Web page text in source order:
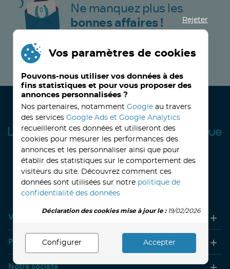
Ne manquez plus les
bonnes affaires !
JE M’INSCRIS MAINTENANT !
32, avenue Haussmann33390 BLAYE
Lundi14h-18hMardi à vendredi8h30-12h00 - 14h-18h
Le Samedi9h30 - 12h30
Votre compte
Produits
Notre société
Rejeter
Vos paramètres de cookies
Pouvons-nous utiliser vos données à des
fins statistiques et pour vous proposer des
annonces personnalisées ?
Nos partenaires, notamment Google au travers
des services Google Ads et Google Analytics
recueilleront ces données et utiliseront des
cookies pour mesurer les performances des
annonces et les personnaliser ainsi que pour
établir des statistiques sur le comportement des
visiteurs du site. Découvrez comment ces
données sont utilisées sur notre politique de
confidentialité des données
Déclaration des cookies mise à jour le :19/02/2026
Configurer Accepter